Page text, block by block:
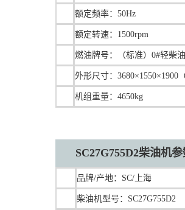
额定频率：50Hz
额定转速：1500rpm
燃油牌号：（标准）0#轻柴油
外形尺寸：3680×1550×1900
机组重量：4650kg
SC27G755D2柴油机参
品牌/产地：SC/上海
柴油机型号：SC27G755D2